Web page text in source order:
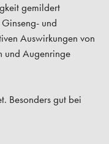
gemildert
und
Auswirkungen von
und Augenringe
Besonders gut bei